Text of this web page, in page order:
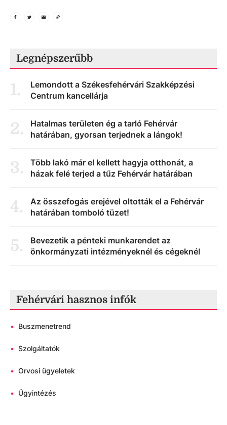
Legnépszerűbb
1.
Lemondott a Székesfehérvári Szakképzési
Centrum kancellárja
2.
Hatalmas területen ég a tarló Fehérvár
határában, gyorsan terjednek a lángok!
3.
Több lakó már el kellett hagyja otthonát, a
házak felé terjed a tűz Fehérvár határában
4.
Az összefogás erejével oltották el a Fehérvár
határában tomboló tüzet!
5.
Bevezetik a pénteki munkarendet az
önkormányzati intézményeknél és cégeknél
Fehérvári hasznos infók
• Buszmenetrend
• Szolgáltatók
• Orvosi ügyeletek
• Ügyintézés